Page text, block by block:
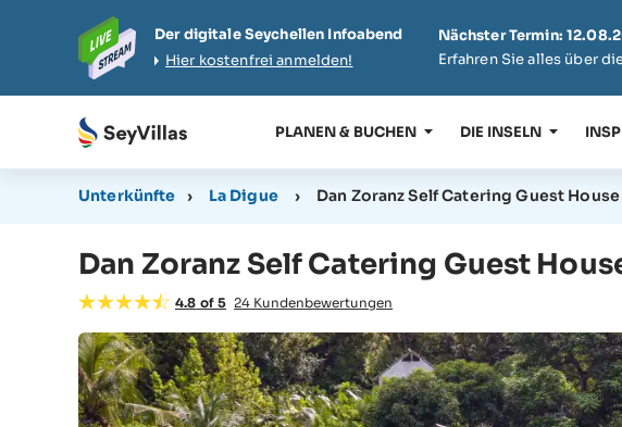
Der digitale Seychellen Infoabend
Hier kostenfrei anmelden!
Nächster Termin:
Erfahren Sie alles über
PLANEN & BUCHEN DIE INSELN
Unterkünfte › La Digue › Dan Zoranz Self Catering Guest House
Dan Zoranz Self Catering Guest
4.8 of 5 24 Kundenbewertungen